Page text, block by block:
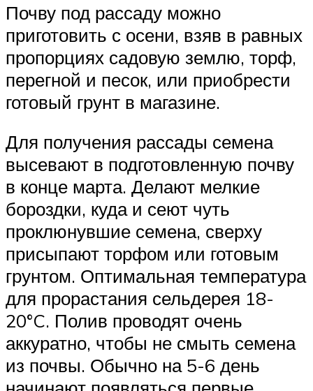
Почву под рассаду можно
приготовить с осени, взяв в равных
пропорциях садовую землю, торф,
перегной и песок, или приобрести
готовый грунт в магазине.
Для получения рассады семена
высевают в подготовленную почву
в конце марта. Делают мелкие
бороздки, куда и сеют чуть
проклюнувшие семена, сверху
присыпают торфом или готовым
грунтом. Оптимальная температура
для прорастания сельдерея 18-
20°C. Полив проводят очень
аккуратно, чтобы не смыть семена
из почвы. Обычно на 5-6 день